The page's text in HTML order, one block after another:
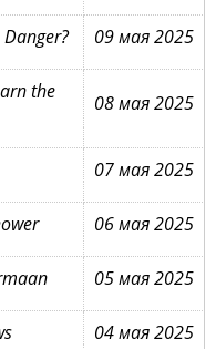
09 мая 2025
the
08 мая 2025
07 мая 2025
06 мая 2025
05 мая 2025
04 мая 2025